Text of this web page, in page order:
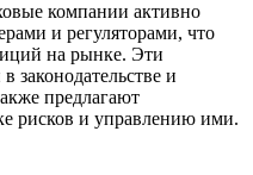
компании активно
и регуляторами, что
на рынке. Эти
законодательстве и
предлагают
рисков и управлению ими.